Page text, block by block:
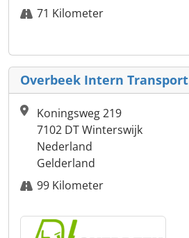
71 Kilometer
Overbeek Intern Transport
Koningsweg 219
7102 DT Winterswijk
Nederland
Gelderland
99 Kilometer